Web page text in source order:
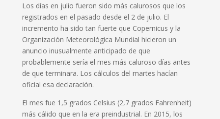
Los días en julio fueron sido más calurosos que los
registrados en el pasado desde el 2 de julio. El
incremento ha sido tan fuerte que Copernicus y la
Organización Meteorológica Mundial hicieron un
anuncio inusualmente anticipado de que
probablemente sería el mes más caluroso días antes
de que terminara. Los cálculos del martes hacían
oficial esa declaración.
El mes fue 1,5 grados Celsius (2,7 grados Fahrenheit)
más cálido que en la era preindustrial. En 2015, los